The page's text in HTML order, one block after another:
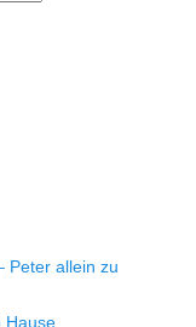
Peter allein zu
Hause